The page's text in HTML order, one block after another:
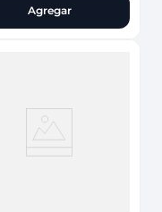
Agregar